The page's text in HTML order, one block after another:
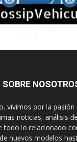
SOBRE
vivimos por la
noticias, análisis
todo lo relacionado
nuevos modelos